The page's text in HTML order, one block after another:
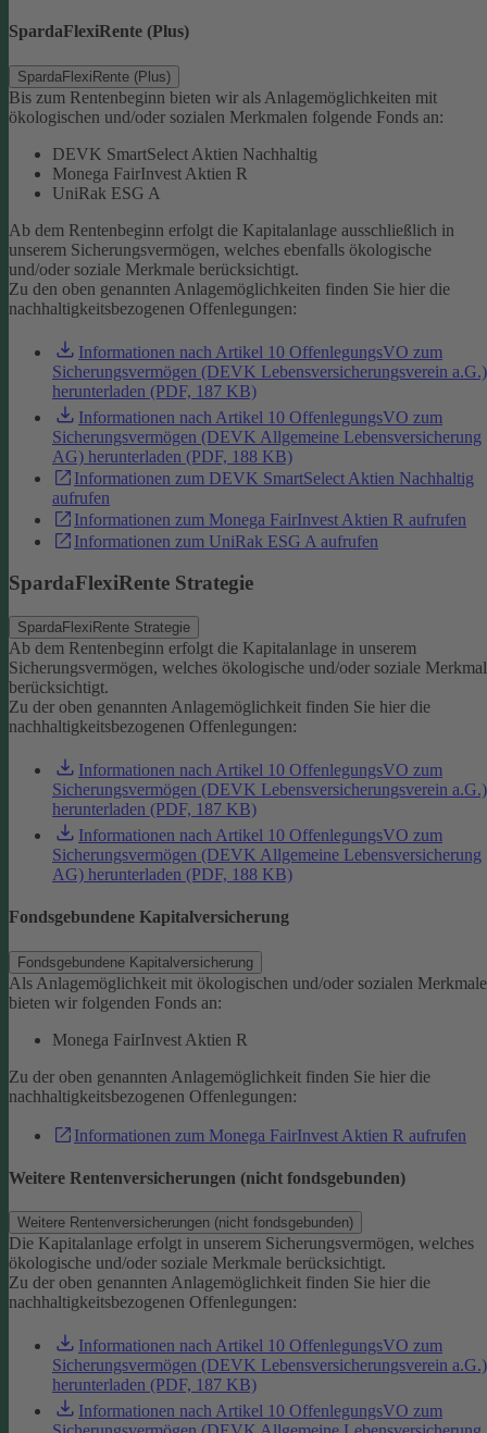
SpardaFlexiRente (Plus)
SpardaFlexiRente (Plus)
Bis zum Rentenbeginn bieten wir als Anlagemöglichkeiten mit
ökologischen und/oder sozialen Merkmalen folgende Fonds an:
DEVK SmartSelect Aktien Nachhaltig
Monega FairInvest Aktien R
UniRak ESG A
Ab dem Rentenbeginn erfolgt die Kapitalanlage ausschließlich in
unserem Sicherungsvermögen, welches ebenfalls ökologische
und/oder soziale Merkmale berücksichtigt.
Zu den oben genannten Anlagemöglichkeiten finden Sie hier die
nachhaltigkeitsbezogenen Offenlegungen:
Informationen nach Artikel 10 OffenlegungsVO zum
Sicherungsvermögen (DEVK Lebensversicherungsverein a.G.)
herunterladen (PDF, 187 KB)
Informationen nach Artikel 10 OffenlegungsVO zum
Sicherungsvermögen (DEVK Allgemeine Lebensversicherung
AG) herunterladen (PDF, 188 KB)
Informationen zum DEVK SmartSelect Aktien Nachhaltig
aufrufen
Informationen zum Monega FairInvest Aktien R aufrufen
Informationen zum UniRak ESG A aufrufen
SpardaFlexiRente Strategie
SpardaFlexiRente Strategie
Ab dem Rentenbeginn erfolgt die Kapitalanlage in unserem
Sicherungsvermögen, welches ökologische und/oder soziale
berücksichtigt.
Zu der oben genannten Anlagemöglichkeit finden Sie hier die
nachhaltigkeitsbezogenen Offenlegungen:
Informationen nach Artikel 10 OffenlegungsVO zum
Sicherungsvermögen (DEVK Lebensversicherungsverein a.G.)
herunterladen (PDF, 187 KB)
Informationen nach Artikel 10 OffenlegungsVO zum
Sicherungsvermögen (DEVK Allgemeine Lebensversicherung
AG) herunterladen (PDF, 188 KB)
Fondsgebundene Kapitalversicherung
Fondsgebundene Kapitalversicherung
Als Anlagemöglichkeit mit ökologischen und/oder sozialen
bieten wir folgenden Fonds an:
Monega FairInvest Aktien R
Zu der oben genannten Anlagemöglichkeit finden Sie hier die
nachhaltigkeitsbezogenen Offenlegungen:
Informationen zum Monega FairInvest Aktien R aufrufen
Weitere Rentenversicherungen (nicht fondsgebunden)
Weitere Rentenversicherungen (nicht fondsgebunden)
Die Kapitalanlage erfolgt in unserem Sicherungsvermögen, welches
ökologische und/oder soziale Merkmale berücksichtigt.
Zu der oben genannten Anlagemöglichkeit finden Sie hier die
nachhaltigkeitsbezogenen Offenlegungen:
Informationen nach Artikel 10 OffenlegungsVO zum
Sicherungsvermögen (DEVK Lebensversicherungsverein a.G.)
herunterladen (PDF, 187 KB)
Informationen nach Artikel 10 OffenlegungsVO zum